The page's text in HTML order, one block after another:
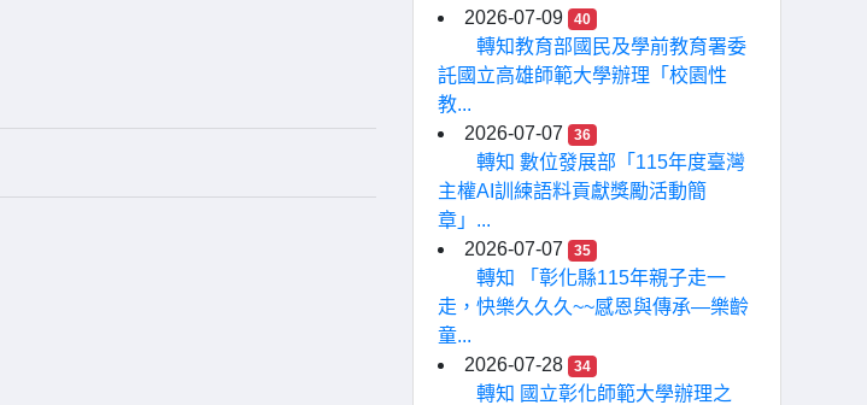
2026-07-09
40
轉知教育部國民及學前教育署委
託國立高雄師範大學辦理「校園性
教...
2026-07-07
36
轉知 數位發展部「115年度臺灣
主權AI訓練語料貢獻獎勵活動簡
章」...
2026-07-07
35
轉知 「彰化縣115年親子走一
走，快樂久久久~~感恩與傳承—樂齡
童...
2026-07-28
34
轉知 國立彰化師範大學辦理之